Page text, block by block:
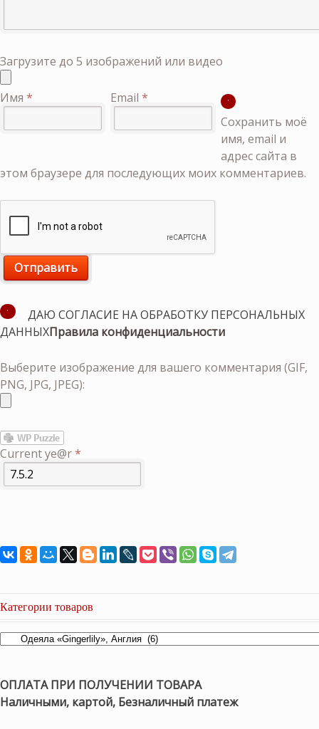
Загрузите до 5 изображений или видео
Имя * Email *
Сохранить моё
имя, email и
адрес сайта в
этом браузере для последующих моих комментариев.
ДАЮ СОГЛАСИЕ НА ОБРАБОТКУ ПЕРСОНАЛЬНЫХ
ДАННЫХПравила конфиденциальности
Выберите изображение для вашего комментария (GIF,
PNG, JPG, JPEG):
Current ye@r*
Категории товаров
ОПЛАТА ПРИ ПОЛУЧЕНИИ ТОВАРА
Наличными, картой, Безналичный платеж